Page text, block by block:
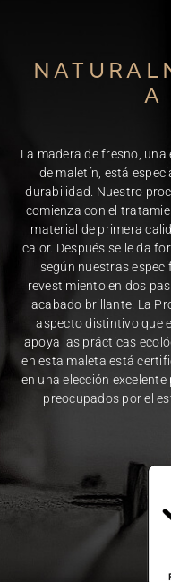
A
La madera de fresno,
de maletín, está
durabilidad. Nuestro
comienza con el
material de primera
calor. Después se le da
según nuestras
revestimiento en dos
acabado brillante. La
aspecto distintivo que
apoya las prácticas
en esta maleta está
en una elección
preocupados por el